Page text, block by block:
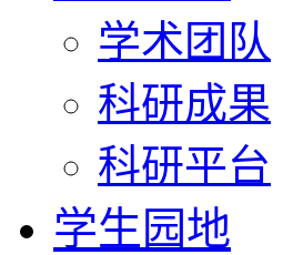
学术团队
科研成果
科研平台
学生园地